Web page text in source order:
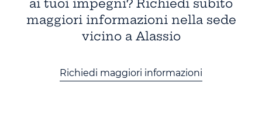
ai tuoi impegni? Richiedi subito
maggiori informazioni nella sede
vicino a Alassio
Richiedi maggiori informazioni